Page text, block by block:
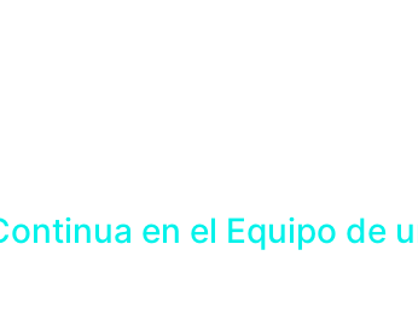
en el Equipo de